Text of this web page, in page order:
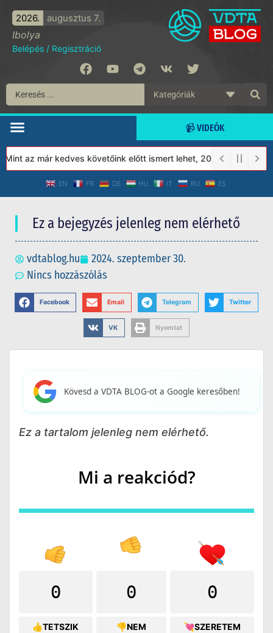
2026. augusztus 7.
Ibolya
Belépés / Regisztráció
📹 VIDEÓK
az már kedves követőink előtt ismert lehet, 2023-tól a Védett
EN FR DE HU IT RU ES
Ez a bejegyzés jelenleg nem elérhető
vdtablog.hu
2024. szeptember 30.
Nincs hozzászólás
Facebook Email Telegram Twitter
VK Nyomtat
Kövesd a VDTA BLOG-ot a Google keresőben!
Ez a tartalom jelenleg nem elérhető.
Mi a reakciód?
0
👍TETSZIK
0
👎NEM
0
💘SZERETEM